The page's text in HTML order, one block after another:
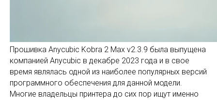
Прошивка Anycubic Kobra 2 Max v2.3.9 была выпущена
компанией Anycubic в декабре 2023 года и в свое
время являлась одной из наиболее популярных версий
программного обеспечения для данной модели.
Многие владельцы принтера до сих пор ищут именно